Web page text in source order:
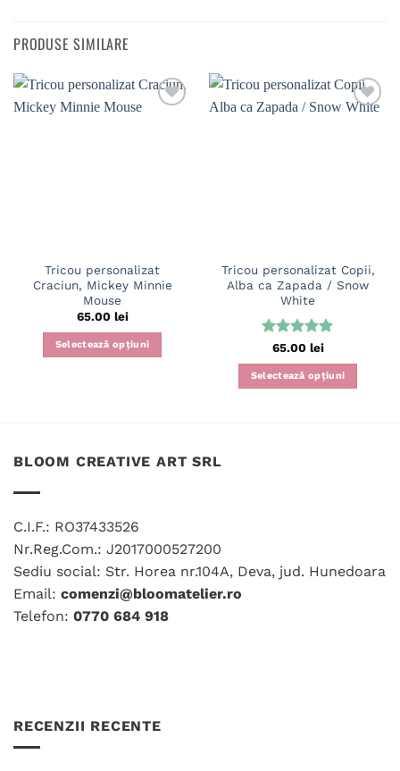
PRODUSE SIMILARE
Tricou personalizat
Craciun, Mickey Minnie
Mouse
65.00 lei
Selectează opțiuni
variații.
alese
în
pagina
produsului.
Tricou personalizat Copii,
Alba ca Zapada / Snow
White
Evaluat la
5din 5
65.00 lei
Selectează opțiuni
alese
BLOOM CREATIVE ART SRL
C.I.F.: RO37433526
Nr.Reg.Com.: J2017000527200
Sediu social: Str. Horea nr.104A, Deva, jud. Hunedoara
Email: comenzi@bloomatelier.ro
Telefon: 0770 684 918
RECENZII RECENTE